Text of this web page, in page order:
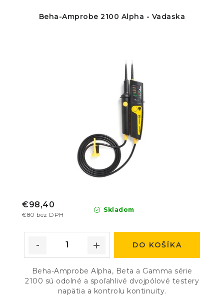
Beha-Amprobe 2100 Alpha - Vadaska
Skladom
€80 bez DPH
€98,40
DO KOŠÍKA
Beha-Amprobe Alpha, Beta a Gamma série
2100 sú odolné a spoľahlivé dvojpólové testery
napätia a kontrolu kontinuity.